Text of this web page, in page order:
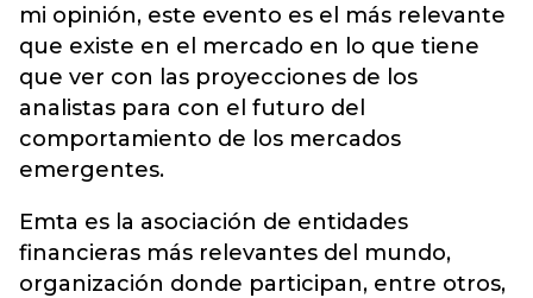
mi opinión, este evento es el más relevante
que existe en el mercado en lo que tiene
que ver con las proyecciones de los
analistas para con el futuro del
comportamiento de los mercados
emergentes.
Emta es la asociación de entidades
financieras más relevantes del mundo,
organización donde participan, entre otros,